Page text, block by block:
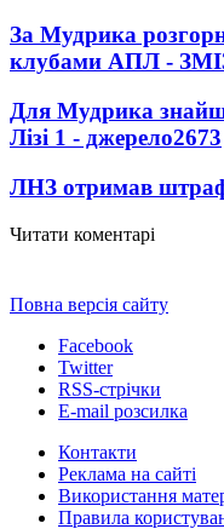
За Мудрика
клубами АПЛ - ЗМІ
Для Мудрика
Лізі 1 - джерело2673
ЛНЗ отримав
Читати коментарі
Повна версія сайту
Facebook
Twitter
RSS-стрічки
E-mail розсилка
Контакти
Реклама на сайті
Використання
Правила